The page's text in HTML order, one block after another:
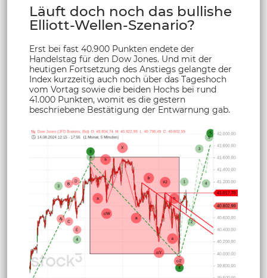
Läuft doch noch das bullishe
Elliott-Wellen-Szenario?
Erst bei fast 40.900 Punkten endete der
Handelstag für den Dow Jones. Und mit der
heutigen Fortsetzung des Anstiegs gelangte der
Index kurzzeitig auch noch über das Tageshoch
vom Vortag sowie die beiden Hochs bei rund
41.000 Punkten, womit es die gestern
beschriebene Bestätigung der Entwarnung gab.